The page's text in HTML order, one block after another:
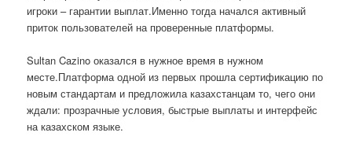
игроки – гарантии выплат.Именно тогда начался активный
приток пользователей на проверенные платформы.
Sultan Cazino оказался в нужное время в нужном
месте.Платформа одной из первых прошла сертификацию по
новым стандартам и предложила казахстанцам то, чего они
ждали: прозрачные условия, быстрые выплаты и интерфейс
на казахском языке.